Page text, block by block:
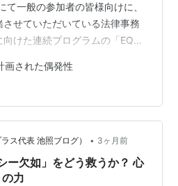
て一般の参加者の皆様向けに、
せていただいている法律事務
向けた連続プログラムの「EQ×
りますが、両方のプログラム
なワークがあります。これま
に振り返る「ライフラインチ
は、自分のキャリアを「転職し
イベントがあった」というよ
の連続”と…
画された偶発性
ス代表 池照ブログ） • 3ヶ月前
欠如」をどう救うか？ 心
力